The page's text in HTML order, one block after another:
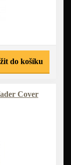
do košíku
Cover